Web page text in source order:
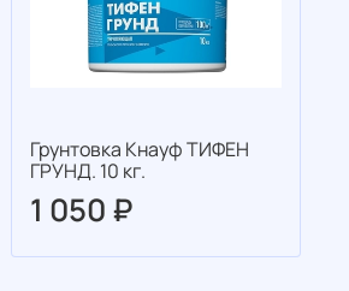
Грунтовка Кнауф ТИФЕН
ГРУНД. 10 кг.
1 050 ₽